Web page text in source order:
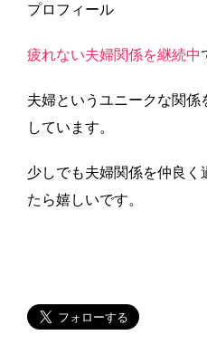
プロフィール
疲れない夫婦関係を継続中
夫婦というユニークな関
しています。
少しでも夫婦関係を仲良く
たら嬉しいです。